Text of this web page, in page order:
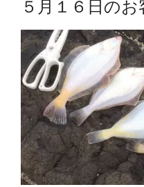
５月１６日の